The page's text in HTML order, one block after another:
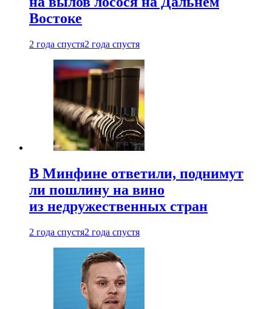
Востоке
2 года спустя2 года спустя
В Минфине ответили, поднимут
ли пошлину на вино
из недружественных стран
2 года спустя2 года спустя